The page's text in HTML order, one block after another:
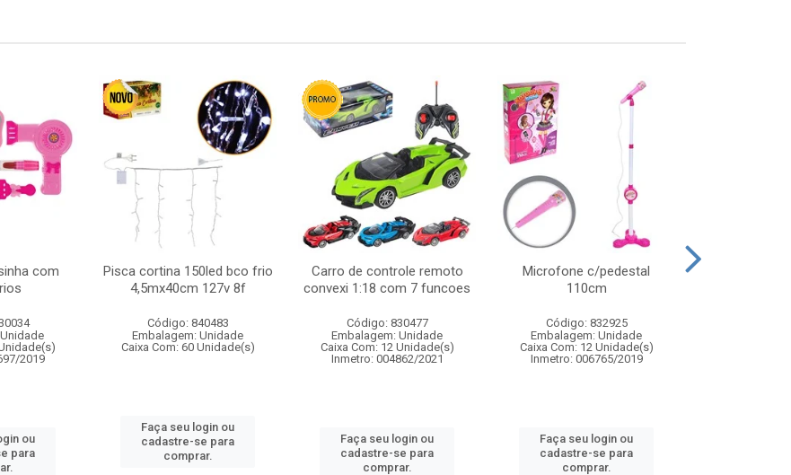
com
2019
ou
para
Pisca cortina 150led bco frio
4,5mx40cm 127v 8f
Código: 840483
Embalagem: Unidade
Caixa Com: 60 Unidade(s)
Faça seu login ou
cadastre-se para
comprar.
Carro de controle remoto
convexi 1:18 com 7 funcoes
Código: 830477
Embalagem: Unidade
Caixa Com: 12 Unidade(s)
Inmetro: 004862/2021
Faça seu login ou
cadastre-se para
comprar.
Microfone c/pedestal
110cm
Código: 832925
Embalagem: Unidade
Caixa Com: 12 Unidade(s)
Inmetro: 006765/2019
Faça seu login ou
cadastre-se para
comprar.